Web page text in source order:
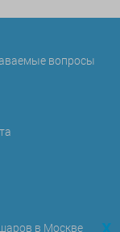
вопросы
в Москве x